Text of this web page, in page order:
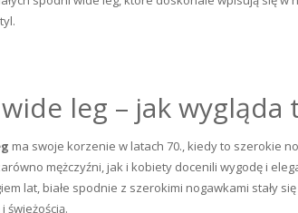
leg – jak wygląda
ma swoje korzenie w latach 70., kiedy to szerokie
mężczyźni, jak i kobiety docenili wygodę i
lat, białe spodnie z szerokimi nogawkami stały
świeżością.